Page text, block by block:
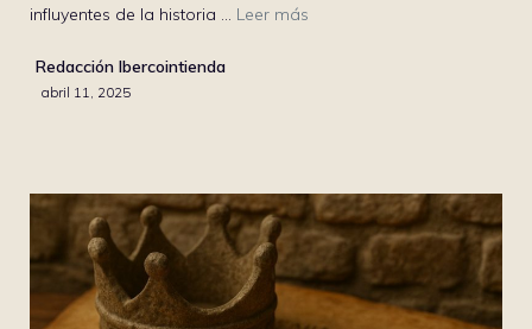
influyentes de la historia ... Leer más
Redacción Ibercointienda
abril 11, 2025